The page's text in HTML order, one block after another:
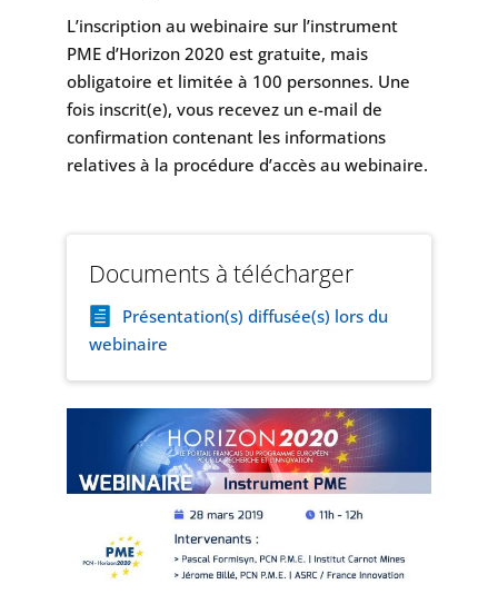
L’inscription au webinaire sur l’instrument
PME d’Horizon 2020 est gratuite, mais
obligatoire et limitée à 100 personnes. Une
fois inscrit(e), vous recevez un e-mail de
confirmation contenant les informations
relatives à la procédure d’accès au webinaire.
Documents à télécharger
Présentation(s) diffusée(s) lors du
webinaire